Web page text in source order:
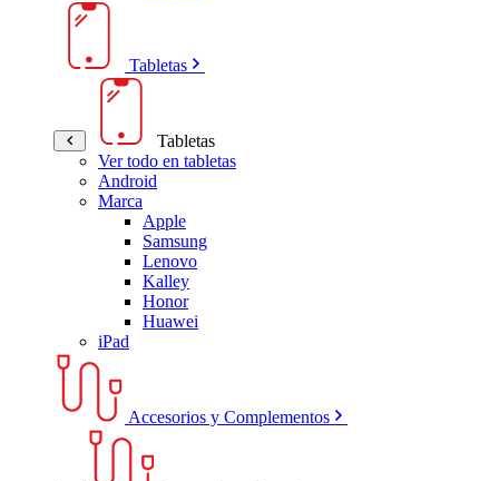
Tabletas
Tabletas
Ver todo en tabletas
Android
Marca
Apple
Samsung
Lenovo
Kalley
Honor
Huawei
iPad
Accesorios y Complementos